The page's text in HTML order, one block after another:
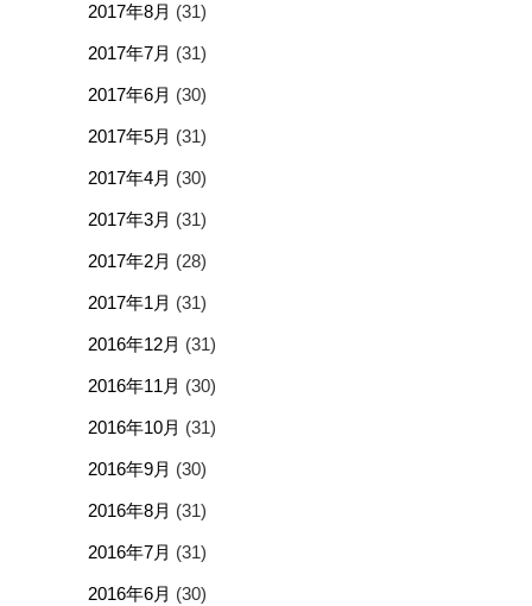
2017年8月 (31)
2017年7月 (31)
2017年6月 (30)
2017年5月 (31)
2017年4月 (30)
2017年3月 (31)
2017年2月 (28)
2017年1月 (31)
2016年12月 (31)
2016年11月 (30)
2016年10月 (31)
2016年9月 (30)
2016年8月 (31)
2016年7月 (31)
2016年6月 (30)